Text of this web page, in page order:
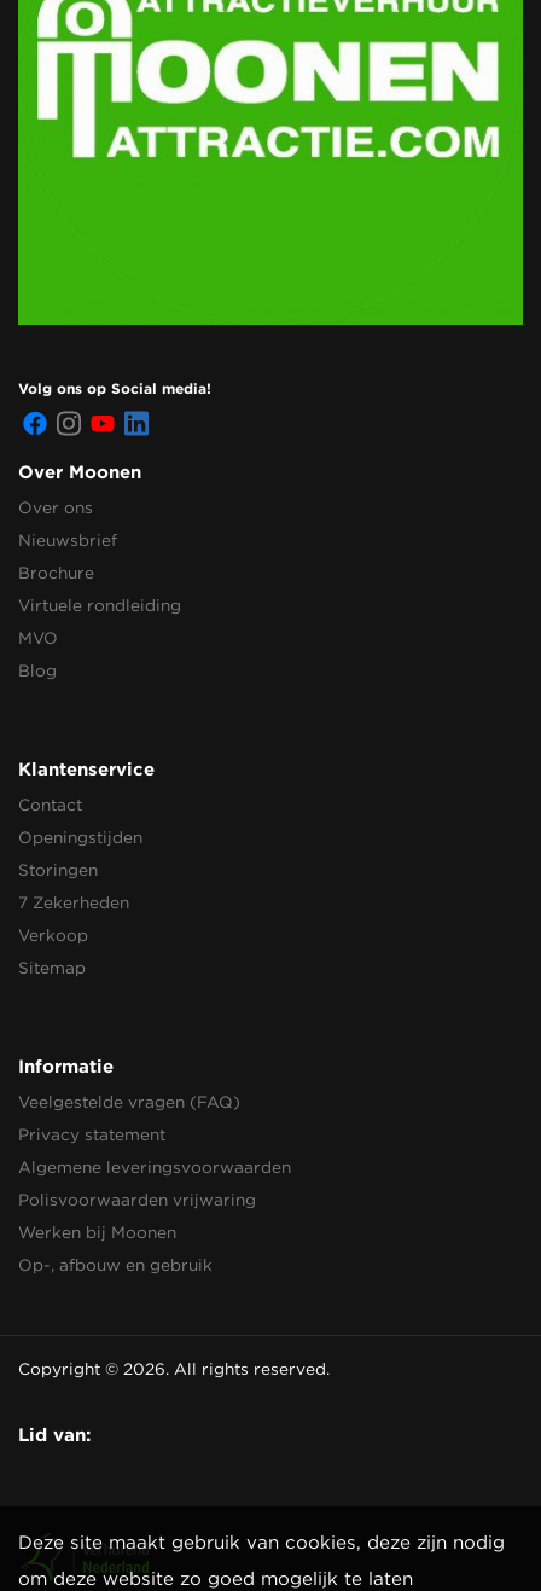
Deze site maakt gebruik van cookies, deze zijn nodig
om deze website zo goed mogelijk te laten
Volg ons op Social media!
Over Moonen
Over ons
Nieuwsbrief
Brochure
Virtuele rondleiding
MVO
Blog
Klantenservice
Contact
Openingstijden
Storingen
7 Zekerheden
Verkoop
Sitemap
Informatie
Veelgestelde vragen (FAQ)
Privacy statement
Algemene leveringsvoorwaarden
Polisvoorwaarden vrijwaring
Werken bij Moonen
Op-, afbouw en gebruik
Copyright © 2026. All rights reserved.
Lid van: